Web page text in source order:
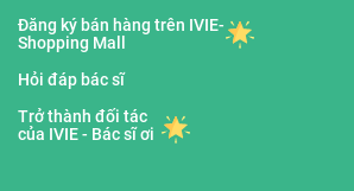
Đăng ký bán hàng trên IVIE-
Shopping Mall
Hỏi đáp bác sĩ
Trở thành đối tác
của IVIE - Bác sĩ ơi